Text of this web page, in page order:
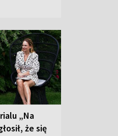
„Na
że się